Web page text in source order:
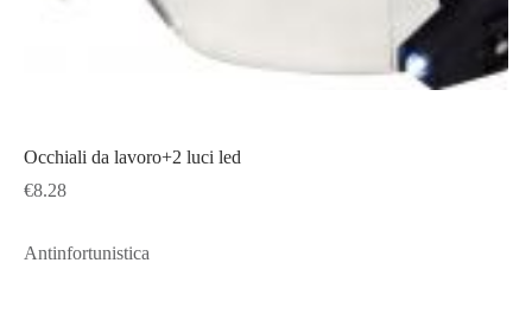
Occhiali da lavoro+2 luci led
€8.28
Antinfortunistica